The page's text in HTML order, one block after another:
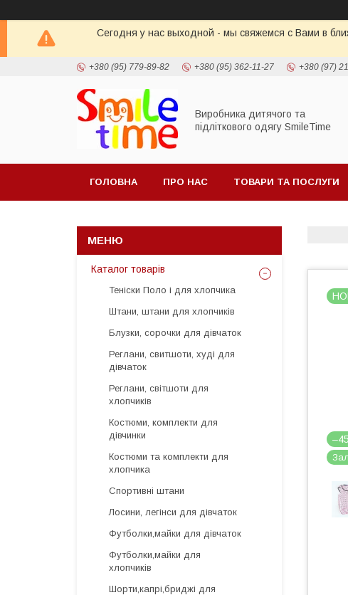
Сегодня у нас выходной - мы свяжемся с Вами в
+380 (95) 779-89-82 +380 (95) 362-11-27 +380 (97)
Виробника дитячого та
підліткового одягу SmileTime
ГОЛОВНА ПРО НАС ТОВАРИ ТА ПОСЛУГИ
Каталог товарів
Теніски Поло і для хлопчика
Штани, штани для хлопчиків
Блузки, сорочки для дівчаток
Реглани, свитшоти, худі для
дівчаток
Реглани, світшоти для
хлопчиків
Костюми, комплекти для
дівчинки
Костюми та комплекти для
хлопчика
Спортивні штани
Лосини, легінси для дівчаток
Футболки,майки для дівчаток
Футболки,майки для
хлопчиків
Шорти,капрі,бриджі для